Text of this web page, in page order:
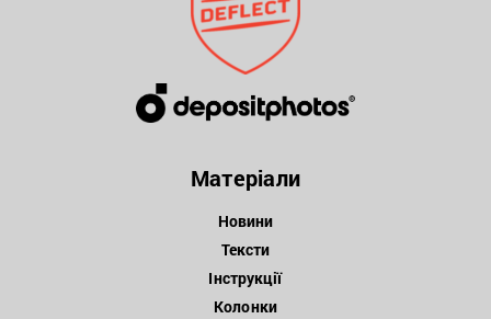
Матеріали
Новини
Тексти
Інструкції
Колонки